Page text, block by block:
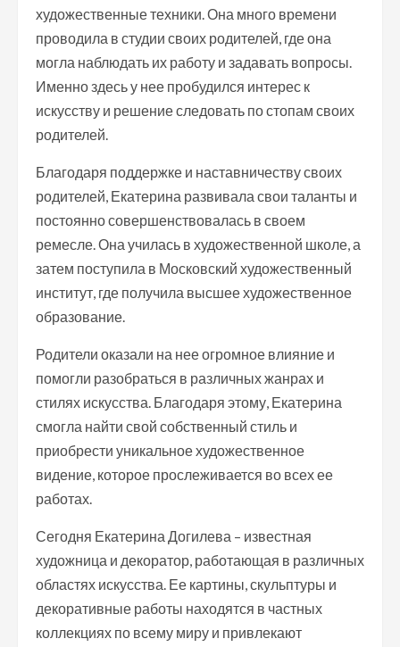
художественные техники. Она много времени
проводила в студии своих родителей, где она
могла наблюдать их работу и задавать вопросы.
Именно здесь у нее пробудился интерес к
искусству и решение следовать по стопам своих
родителей.
Благодаря поддержке и наставничеству своих
родителей, Екатерина развивала свои таланты и
постоянно совершенствовалась в своем
ремесле. Она училась в художественной школе, а
затем поступила в Московский художественный
институт, где получила высшее художественное
образование.
Родители оказали на нее огромное влияние и
помогли разобраться в различных жанрах и
стилях искусства. Благодаря этому, Екатерина
смогла найти свой собственный стиль и
приобрести уникальное художественное
видение, которое прослеживается во всех ее
работах.
Сегодня Екатерина Догилева – известная
художница и декоратор, работающая в различных
областях искусства. Ее картины, скульптуры и
декоративные работы находятся в частных
коллекциях по всему миру и привлекают